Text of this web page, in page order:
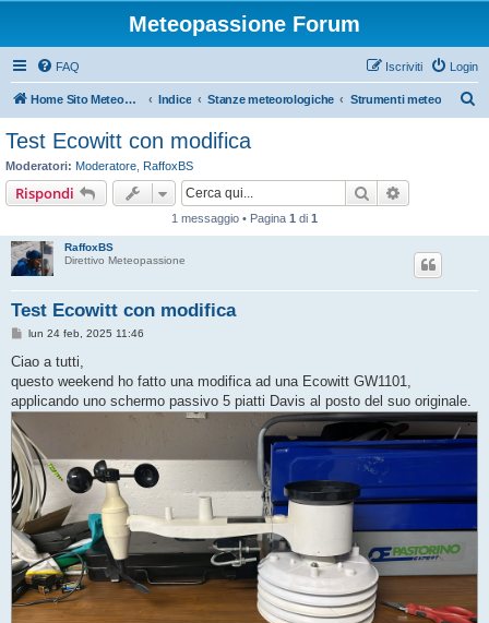
Meteopassione Forum
FAQ Login
Iscriviti
Home Sito Meteopassione Indice Stanze meteorologiche Strumenti meteo
Test Ecowitt con modifica
Moderatori: Moderatore RaffoxBS
Rispondi Cerca
1 messaggio • Pagina 1 di 1
RaffoxBS
Direttivo Meteopassione
Test Ecowitt con modifica
M
s
a
g
g
o
lun 24 feb, 2025 11:46
Ciao a tutti,
questo weekend ho fatto una modifica ad una Ecowitt GW1101,
applicando uno schermo passivo 5 piatti Davis al posto del suo originale.